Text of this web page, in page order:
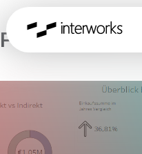
Procurement